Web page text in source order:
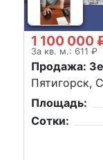
1 100 000
За кв. м.: 611 ₽
Продажа:
Пятигорск,
Площадь:
Сотки: